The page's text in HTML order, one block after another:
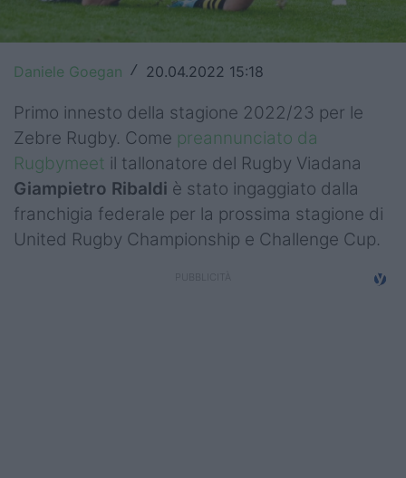
Premiership
Champions Cup
Challenge Cup
World Rugby
Rugby World Cup
Super Rugby
Daniele Goegan / 20.04.2022 15:18
Primo innesto della stagione 2022/23 per le
Zebre Rugby. Come preannunciato da
Rugbymeet il tallonatore del Rugby Viadana
Giampietro Ribaldi è stato ingaggiato dalla
franchigia federale per la prossima stagione di
United Rugby Championship e Challenge Cup.